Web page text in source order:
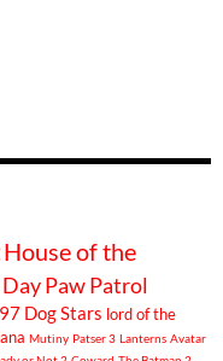
House of the
Paw Patrol
Dog Stars lord of the
Mutiny Patser 3 Lanterns Avatar